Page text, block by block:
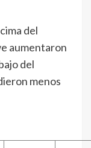
del
aumentaron
del
menos